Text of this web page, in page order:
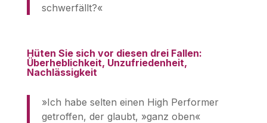
schwerfällt?«
Hüten Sie sich vor diesen drei Fallen:
Überheblichkeit, Unzufriedenheit,
Nachlässigkeit
»Ich habe selten einen High Performer
getroffen, der glaubt, »ganz oben«